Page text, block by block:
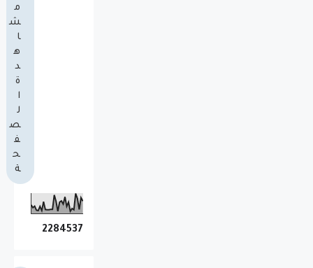
م
ش
ا
ه
د
ة
ا
ل
ص
ف
ح
ة
2284537